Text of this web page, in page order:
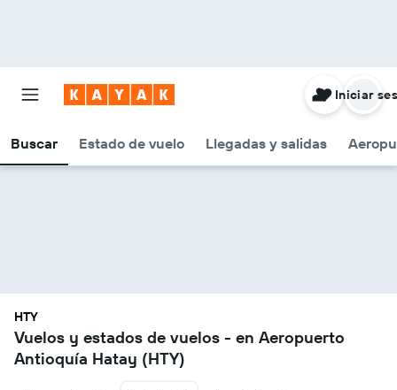
Buscar Estado de vuelo Llegadas y salidas
Iniciar
HTY
Vuelos y estados de vuelos - en Aeropuerto
Antioquía Hatay (HTY)